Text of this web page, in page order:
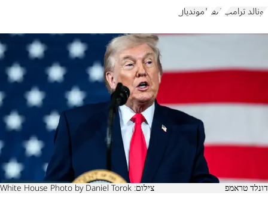
دونالد ترامبفيفا المونديال
דונלד טראמפ צילום: White House Photo by Daniel Torok